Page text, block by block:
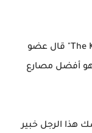
في أحدث حلقات برنامجه "The Kurt Angle Show" قال عضو
هو أفضل مصارع
هذا الرجل خبير